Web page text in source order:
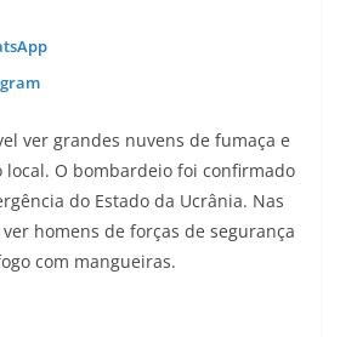
ver grandes nuvens de fumaça e
local. O bombardeio foi confirmado
do Estado da Ucrânia. Nas
homens de forças de segurança
com mangueiras.